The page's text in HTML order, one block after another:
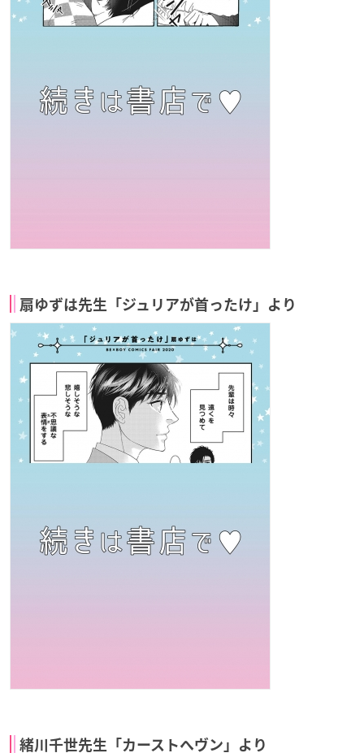
扇ゆずは先生「ジュリアが首ったけ」より
緒川千世先生「カーストへヴン」より